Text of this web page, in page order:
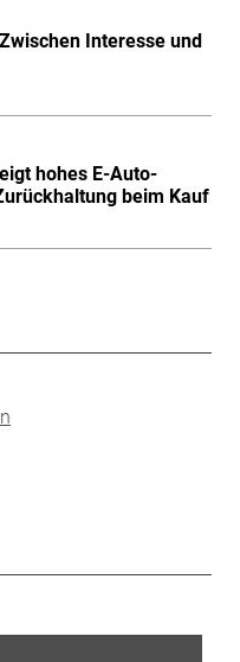
Interesse und
hohes E-Auto-
beim Kauf